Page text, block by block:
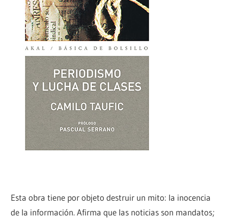
Esta obra tiene por objeto destruir un mito: la inocencia
de la información. Afirma que las noticias son mandatos;